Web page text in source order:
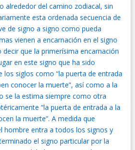
alrededor del camino zodiacal, sin
esta ordenada secuencia de
de signo a signo como pueda
vienen a encarnación en el signo
decir que la primerísima encarnación
en este signo que ha sido
los siglos como “la puerta de entrada
conocer la muerte”, así como a la
se la estima siempre como otra
“la puerta de entrada a la
la muerte”. A medida que
hombre entra a todos los signos y
el signo particular por la